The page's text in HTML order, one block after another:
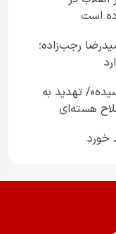
است​
حمیدرضا رجب‌زاده؛
تهدید به
هسته‌ای
خورد